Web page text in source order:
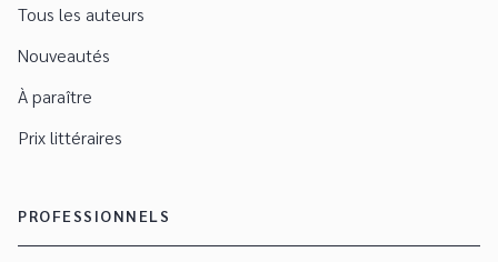
Tous les auteurs
Nouveautés
À paraître
Prix littéraires
PROFESSIONNELS